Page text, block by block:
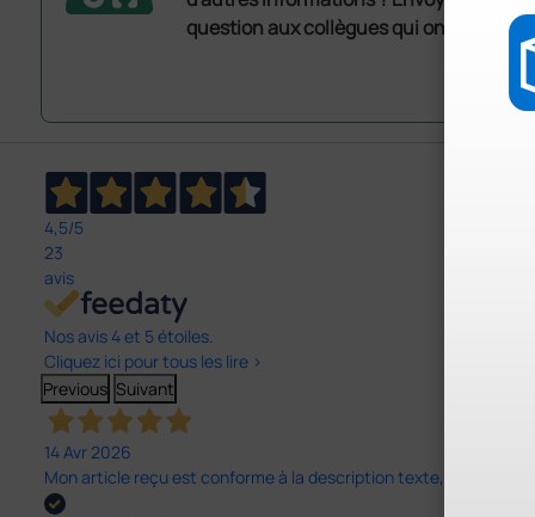
question aux collègues qui ont déjà
4,5/5
23
avis
Nos avis 4 et 5 étoiles.
Cliquez ici pour tous les lire >
Previous Suivant
14 Avr 2026
Mon article reçu est conforme à la description texte, image et